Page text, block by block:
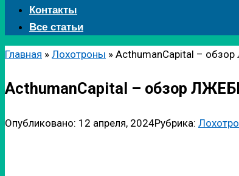
Контакты
Все статьи
Главная » Лохотроны » ActhumanCapital –
ActhumanCapital – обзор
Опубликовано: 12 апреля, 2024Рубрика: